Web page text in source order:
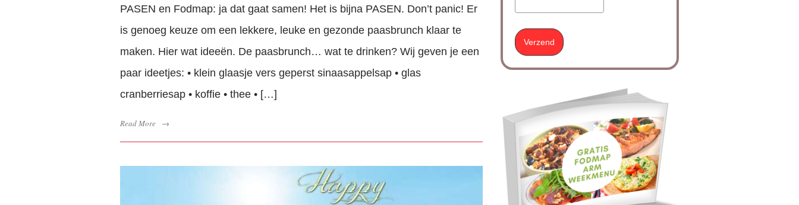
PASEN en Fodmap: ja dat gaat samen! Het is bijna PASEN. Don’t panic! Er
is genoeg keuze om een lekkere, leuke en gezonde paasbrunch klaar te
maken. Hier wat ideeën. De paasbrunch… wat te drinken? Wij geven je een
paar ideetjes: • klein glaasje vers geperst sinaasappelsap • glas
cranberriesap • koffie • thee • […]
Read More →
Verzend